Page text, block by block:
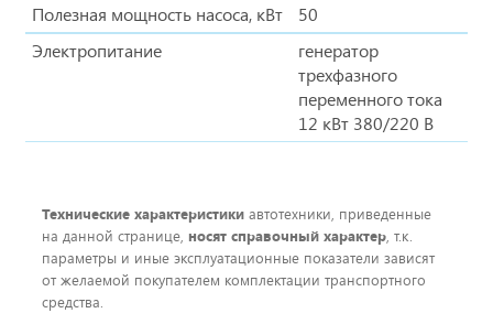
Полезная мощность насоса, кВт
50
Электропитание
генератор
трехфазного
переменного тока
12 кВт 380/220 В
Технические характеристики автотехники, приведенные
на данной странице, носят справочный характер, т.к.
параметры и иные эксплуатационные показатели зависят
от желаемой покупателем комплектации транспортного
средства.